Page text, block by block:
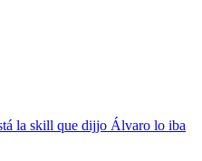
la skill que dijjo Álvaro lo iba